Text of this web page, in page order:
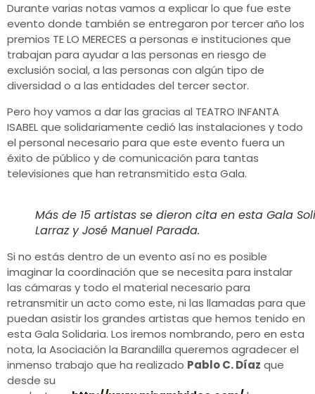
Durante varias notas vamos a explicar lo que fue este
evento donde también se entregaron por tercer año los
premios TE LO MERECES a personas e instituciones que
trabajan para ayudar a las personas en riesgo de
exclusión social, a las personas con algún tipo de
diversidad o a las entidades del tercer sector.
Pero hoy vamos a dar las gracias al TEATRO INFANTA
ISABEL que solidariamente cedió las instalaciones y todo
el personal necesario para que este evento fuera un
éxito de público y de comunicación para tantas
televisiones que han retransmitido esta Gala.
Más de 15 artistas se dieron cita en esta Gala
Larraz y José Manuel Parada.
Si no estás dentro de un evento así no es posible
imaginar la coordinación que se necesita para instalar
las cámaras y todo el material necesario para
retransmitir un acto como este, ni las llamadas para que
puedan asistir los grandes artistas que hemos tenido en
esta Gala Solidaria. Los iremos nombrando, pero en esta
nota, la Asociación la Barandilla queremos agradecer el
inmenso trabajo que ha realizado Pablo C. Díaz que
desde su